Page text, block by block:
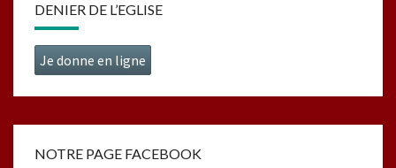
DENIER DE L’EGLISE
Je donne en ligne
NOTRE PAGE FACEBOOK